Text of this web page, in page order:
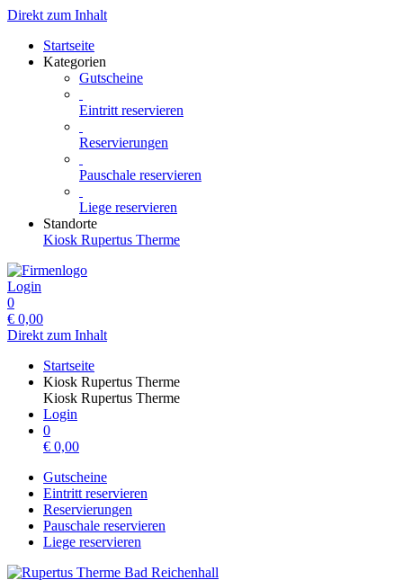
Direkt zum Inhalt
Startseite
Kategorien
Gutscheine
Eintritt reservieren
Reservierungen
Pauschale reservieren
Liege reservieren
Standorte
Kiosk Rupertus Therme
Login
0
€ 0,00
Direkt zum Inhalt
Startseite
Kiosk Rupertus Therme
Kiosk Rupertus Therme
Login
0
€ 0,00
Gutscheine
Eintritt reservieren
Reservierungen
Pauschale reservieren
Liege reservieren